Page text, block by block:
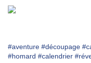
#aventure #découpage
#homard #calendrier